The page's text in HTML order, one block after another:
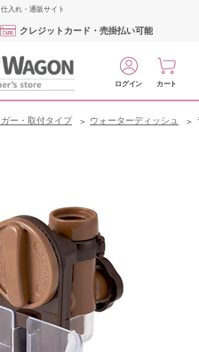
入れ・通販サイト
クレジットカード・売掛払い可能
ログイン カート
ー・取付タイプ ウォーターディッシュ